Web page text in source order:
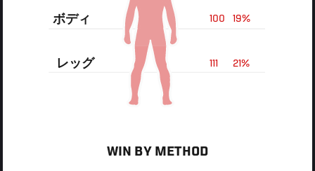
19%
100
ボディ
21%
111
レッグ
WIN BY METHOD